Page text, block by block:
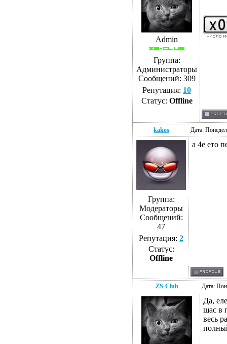
Admin
Группа:
Администраторы
Сообщений: 309
Репутация: 10
Статус: Offline
kakos Дата:
Группа:
Модераторы
Сообщений:
47
Репутация: 2
Статус:
Offline
а 4е ето
ZS-Club Дата:
Да,
щас в
весь